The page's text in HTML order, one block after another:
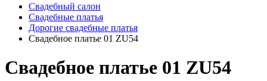
Свадебный салон
Свадебные платья
Дорогие свадебные платья
Свадебное платье 01 ZU54
Свадебное платье 01 ZU54